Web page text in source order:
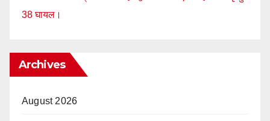
38 घायल।
Archives
August 2026